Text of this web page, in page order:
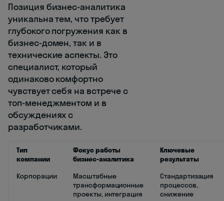
Позиция бизнес-аналитика
уникальна тем, что требует
глубокого погружения как в
бизнес-домен, так и в
технические аспекты. Это
специалист, который
одинаково комфортно
чувствует себя на встрече с
топ-менеджментом и в
обсуждениях с
разработчиками.
Тип
компании
Фокус работы
бизнес-аналитика
Ключевые
результаты
Корпорации
Масштабные
трансформационные
проекты, интеграция
Стандартизация
процессов,
снижение